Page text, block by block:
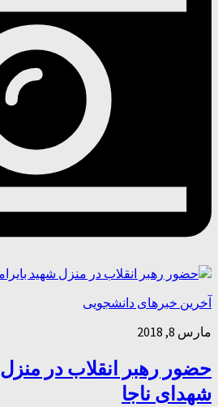
آخرین خبرهای دانشجویی
مارس 8, 2018
حضور رهبر انقلاب در منزل
شهدای ناجا